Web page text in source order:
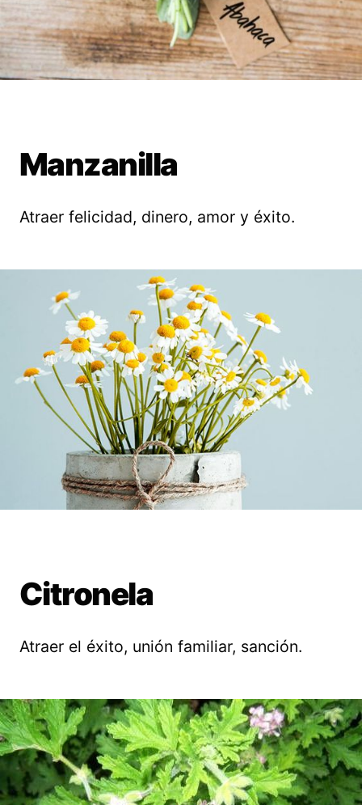
Manzanilla
Atraer felicidad, dinero, amor y éxito.
Citronela
Atraer el éxito, unión familiar, sanción.